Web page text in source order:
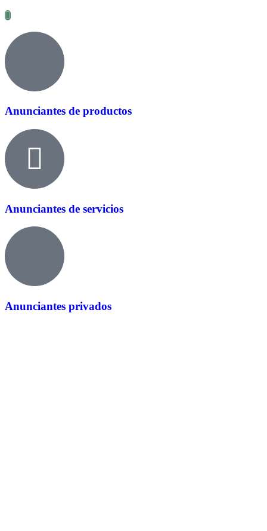
Anunciantes de productos
Anunciantes de servicios
Anunciantes privados